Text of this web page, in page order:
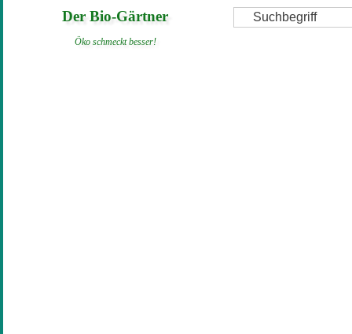
Suche
Der Bio-Gärtner
Öko schmeckt besser!